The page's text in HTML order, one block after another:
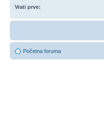
Vrati prve:
Početna foruma